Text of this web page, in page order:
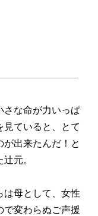
な命が力いっぱ
見ていると、とて
が出来たんだ！と
元。
母として、女性
で変わらぬご声援